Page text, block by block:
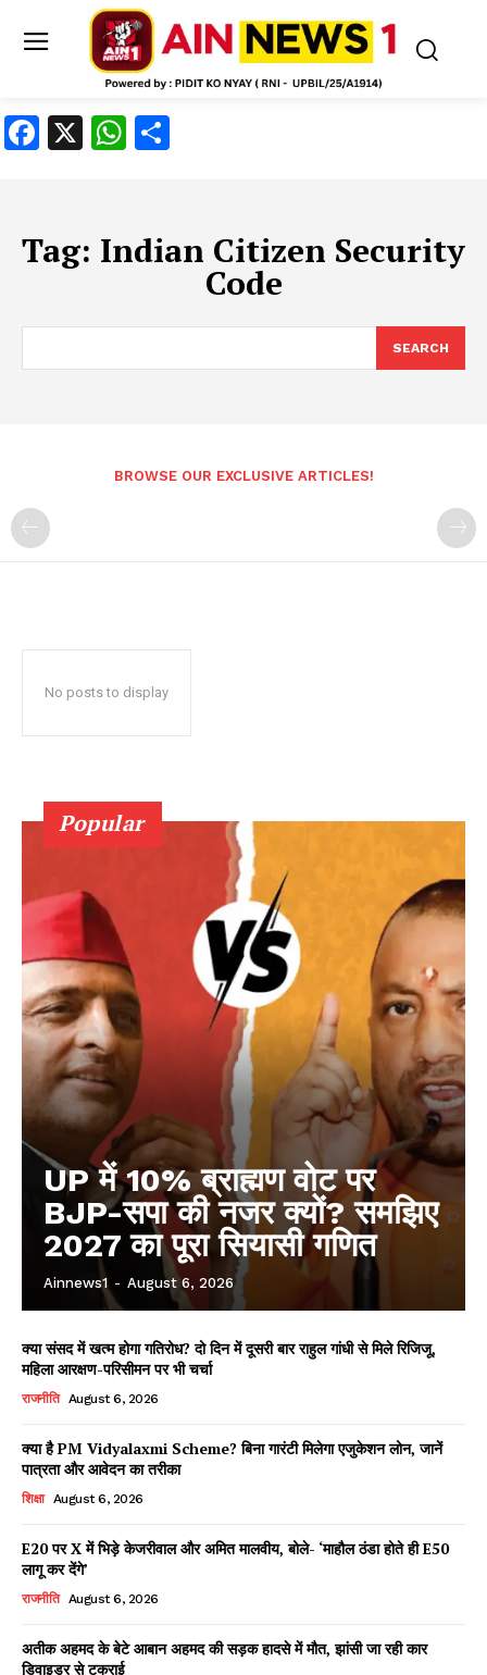
Facebook
Facebook
X WhatsApp
Tag: Indian Citizen Security
Code
SEARCH
BROWSE OUR EXCLUSIVE ARTICLES!
No posts to display
Popular
UP में 10% ब्राह्मण वोट पर
BJP-सपा की नजर क्यों? समझिए
2027 का पूरा सियासी गणित
Ainnews1 - August 6, 2026
क्या संसद में खत्म होगा गतिरोध? दो दिन में दूसरी बार राहुल गांधी से मिले रिजिजू,
महिला आरक्षण-परिसीमन पर भी चर्चा
राजनीति August 6, 2026
क्या है PM Vidyalaxmi Scheme? बिना गारंटी मिलेगा एजुकेशन लोन, जानें
पात्रता और आवेदन का तरीका
शिक्षा August 6, 2026
E20 पर X में भिड़े केजरीवाल और अमित मालवीय, बोले- ‘माहौल ठंडा होते ही E50
लागू कर देंगे’
राजनीति August 6, 2026
अतीक अहमद के बेटे आबान अहमद की सड़क हादसे में मौत, झांसी जा रही कार
डिवाइडर से टकराई